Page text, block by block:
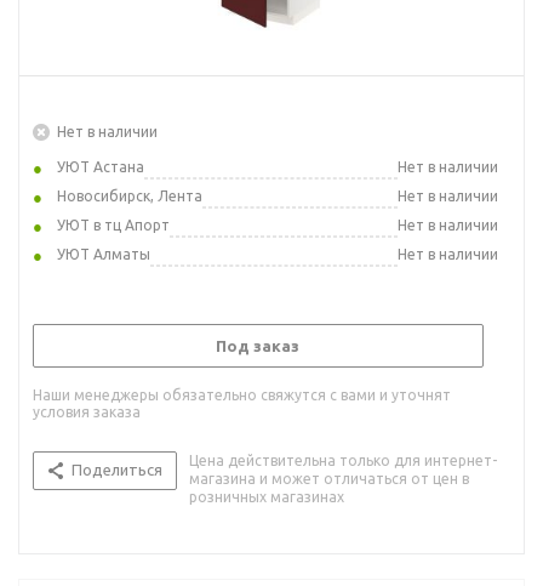
Нет в наличии
УЮТ Астана
Нет в наличии
Новосибирск, Лента
Нет в наличии
УЮТ в тц Апорт
Нет в наличии
УЮТ Алматы
Нет в наличии
Под заказ
Наши менеджеры обязательно свяжутся с вами и уточнят
условия заказа
Поделиться
Цена действительна только для интернет-
магазина и может отличаться от цен в
розничных магазинах